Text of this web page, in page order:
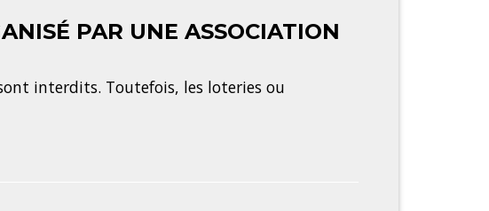
PAR UNE ASSOCIATION
interdits. Toutefois, les loteries ou